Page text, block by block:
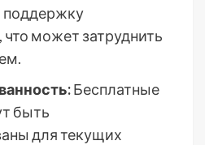
поддержку
может затруднить
Бесплатные
быть
для текущих